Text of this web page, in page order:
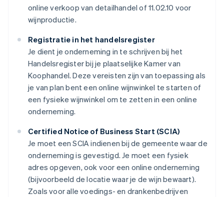
online verkoop van detailhandel of 11.02.10 voor
wijnproductie.
Registratie in het handelsregister
Je dient je onderneming in te schrijven bij het
Handelsregister bij je plaatselijke Kamer van
Koophandel. Deze vereisten zijn van toepassing als
je van plan bent een online wijnwinkel te starten of
een fysieke wijnwinkel om te zetten in een online
onderneming.
Certified Notice of Business Start (SCIA)
Je moet een SCIA indienen bij de gemeente waar de
onderneming is gevestigd. Je moet een fysiek
adres opgeven, ook voor een online onderneming
(bijvoorbeeld de locatie waar je de wijn bewaart).
Zoals voor alle voedings- en drankenbedrijven